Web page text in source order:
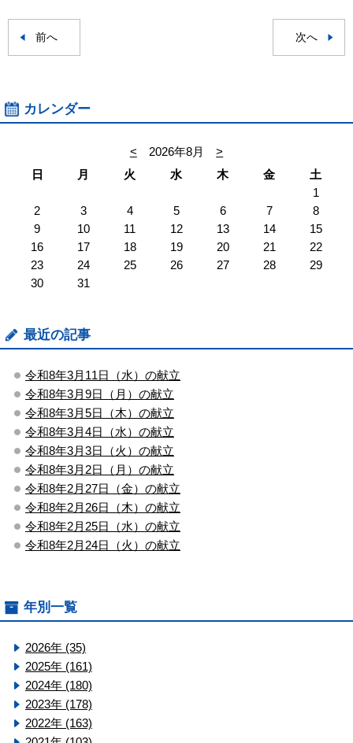
前へ 次へ
カレンダー
< 2026年8月
>
日
月 火 水 木 金
土
1
2
3 4 5 6 7
8
9
10 11 12 13 14
15
16
17 18 19 20 21
22
23
24 25 26 27 28
29
30
31
最近の記事
令和8年3月11日（水）の献立
令和8年3月9日（月）の献立
令和8年3月5日（木）の献立
令和8年3月4日（水）の献立
令和8年3月3日（火）の献立
令和8年3月2日（月）の献立
令和8年2月27日（金）の献立
令和8年2月26日（木）の献立
令和8年2月25日（水）の献立
令和8年2月24日（火）の献立
年別一覧
2026年 (35)
2025年 (161)
2024年 (180)
2023年 (178)
2022年 (163)